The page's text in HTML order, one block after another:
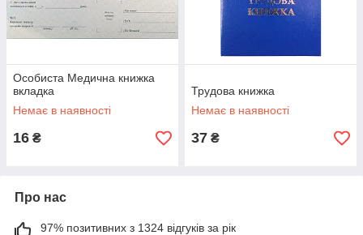
Особиста Медична книжка
вкладка
Немає в наявності
16 ₴
Трудова книжка
Немає в наявності
37 ₴
Про нас
97% позитивних з 1324 відгуків за рік